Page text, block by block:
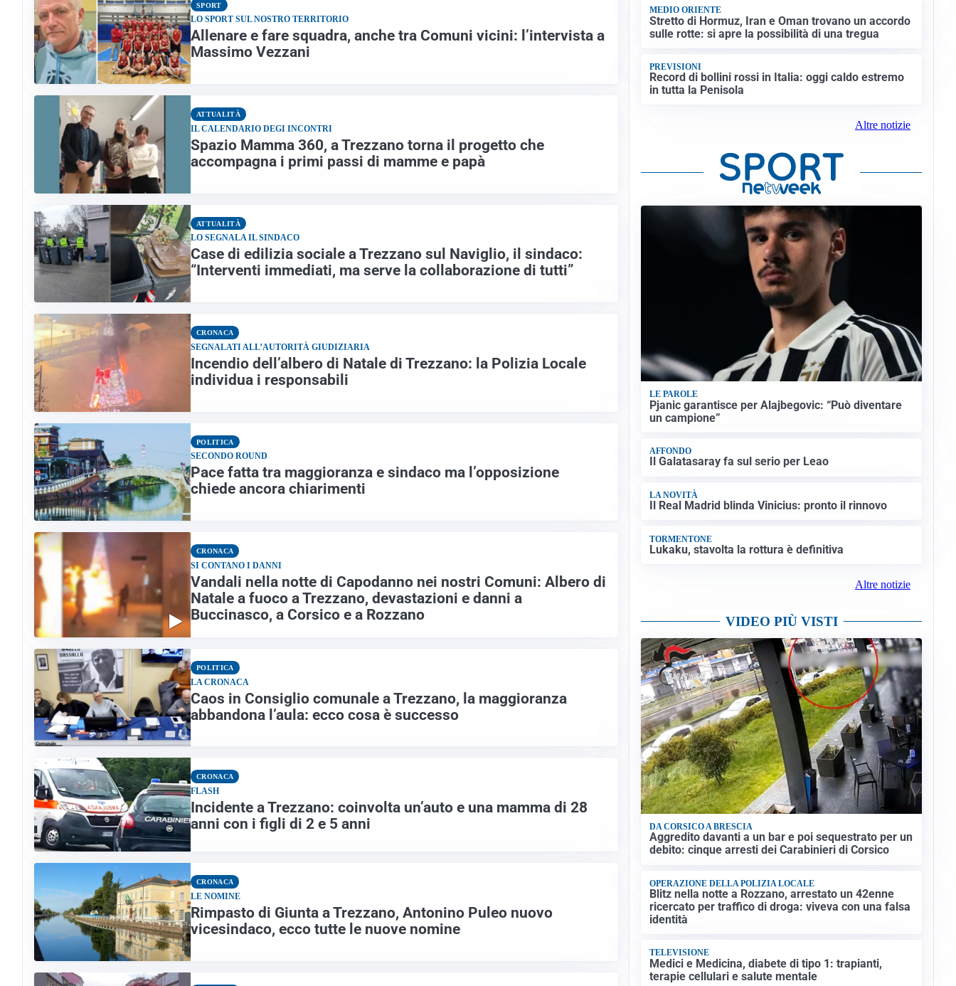
SPORT
LO SPORT SUL NOSTRO TERRITORIO
Allenare e fare squadra, anche tra Comuni vicini: l’intervista a
Massimo Vezzani
ATTUALITÀ
IL CALENDARIO DEGI INCONTRI
Spazio Mamma 360, a Trezzano torna il progetto che
accompagna i primi passi di mamme e papà
ATTUALITÀ
LO SEGNALA IL SINDACO
Case di edilizia sociale a Trezzano sul Naviglio, il sindaco:
“Interventi immediati, ma serve la collaborazione di tutti”
CRONACA
SEGNALATI ALL’AUTORITÀ GIUDIZIARIA
Incendio dell’albero di Natale di Trezzano: la Polizia Locale
individua i responsabili
POLITICA
SECONDO ROUND
Pace fatta tra maggioranza e sindaco ma l’opposizione
chiede ancora chiarimenti
CRONACA
SI CONTANO I DANNI
Vandali nella notte di Capodanno nei nostri Comuni: Albero di
Natale a fuoco a Trezzano, devastazioni e danni a
Buccinasco, a Corsico e a Rozzano
POLITICA
LA CRONACA
Caos in Consiglio comunale a Trezzano, la maggioranza
abbandona l’aula: ecco cosa è successo
CRONACA
FLASH
Incidente a Trezzano: coinvolta un’auto e una mamma di 28
anni con i figli di 2 e 5 anni
CRONACA
LE NOMINE
Rimpasto di Giunta a Trezzano, Antonino Puleo nuovo
vicesindaco, ecco tutte le nuove nomine
MEDIO ORIENTE
Stretto di Hormuz, Iran e Oman trovano un accordo
sulle rotte: si apre la possibilità di una tregua
PREVISIONI
Record di bollini rossi in Italia: oggi caldo estremo
in tutta la Penisola
Altre notizie
LE PAROLE
Pjanic garantisce per Alajbegovic: “Può diventare
un campione”
AFFONDO
Il Galatasaray fa sul serio per Leao
LA NOVITÀ
Il Real Madrid blinda Vinicius: pronto il rinnovo
TORMENTONE
Lukaku, stavolta la rottura è definitiva
Altre notizie
VIDEO PIÙ VISTI
DA CORSICO A BRESCIA
Aggredito davanti a un bar e poi sequestrato per un
debito: cinque arresti dei Carabinieri di Corsico
OPERAZIONE DELLA POLIZIA LOCALE
Blitz nella notte a Rozzano, arrestato un 42enne
ricercato per traffico di droga: viveva con una falsa
identità
TELEVISIONE
Medici e Medicina, diabete di tipo 1: trapianti,
terapie cellulari e salute mentale